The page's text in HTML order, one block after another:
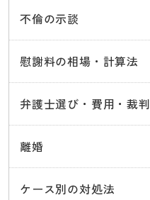
不倫の示談
慰謝料の相場・計算法
弁護士選び・費用・裁判
離婚
ケース別の対処法